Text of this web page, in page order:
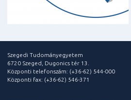
Szegedi Tudományegyetem
6720 Szeged, Dugonics tér 13.
Központi telefonszám: (+36-62) 544-000
Központi fax: (+36-62) 546-371